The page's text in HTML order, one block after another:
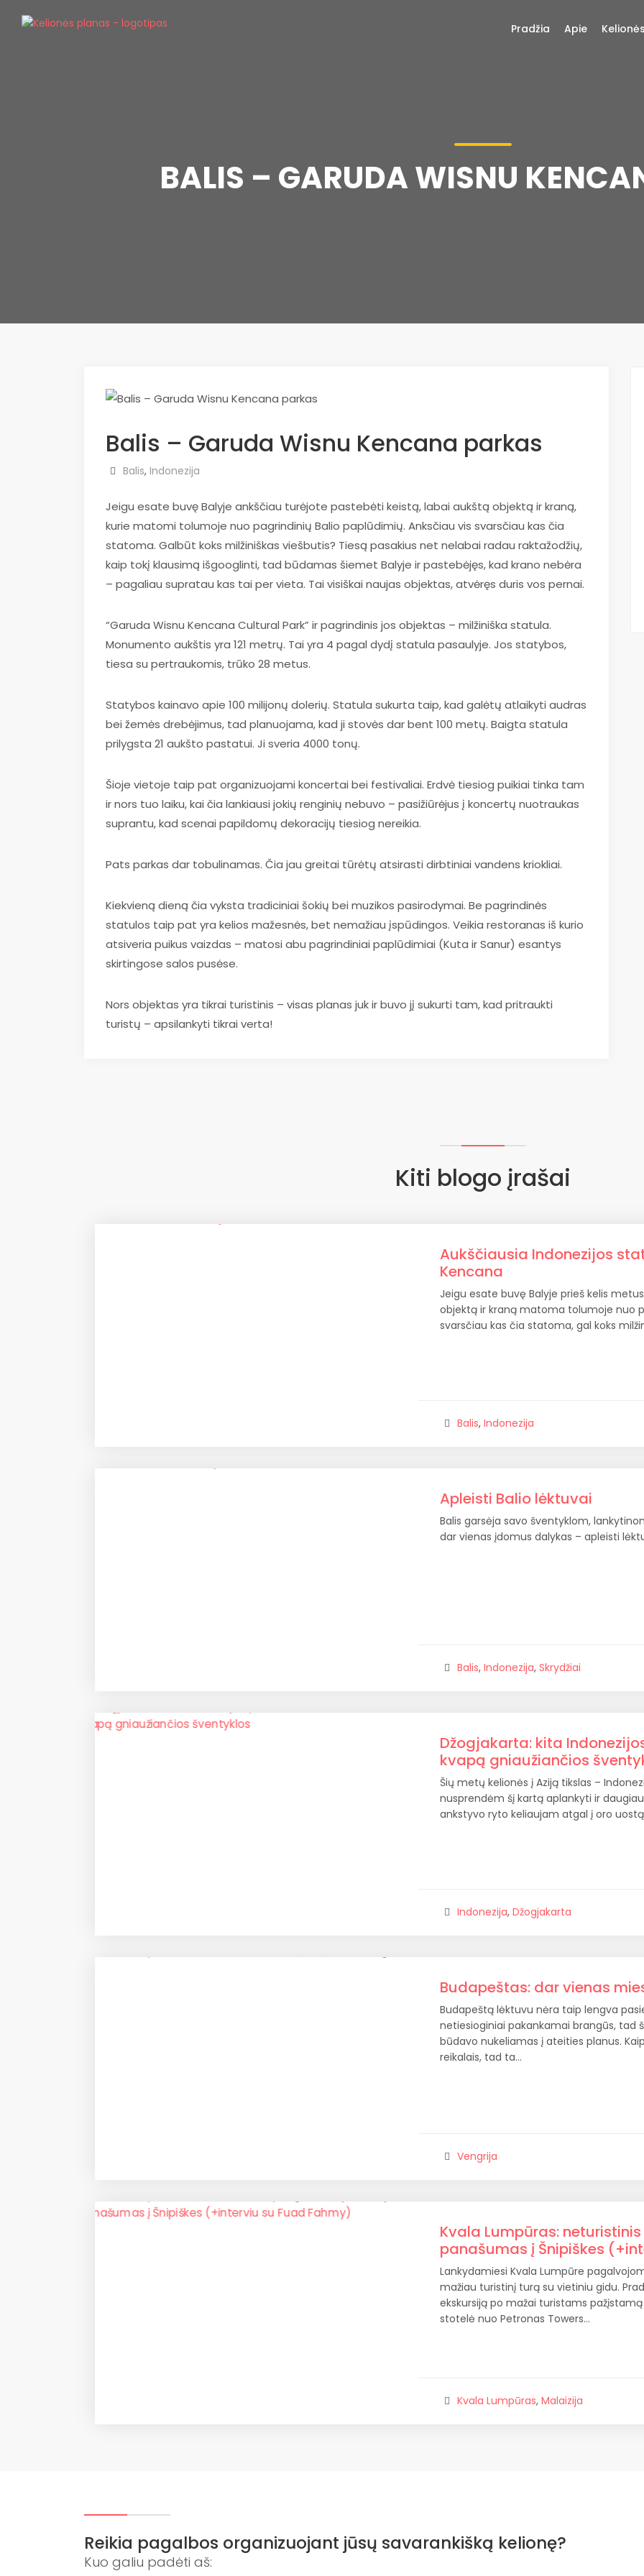
BALIS – GARUDA WISNU
Balis – Garuda Wisnu Kencana parkas
Balis, Indonezija
Jeigu esate buvę Balyje ankščiau turėjote pastebėti keistą, labai aukštą objektą ir kraną,
kurie matomi tolumoje nuo pagrindinių Balio paplūdimių. Anksčiau vis svarsčiau kas čia
statoma. Galbūt koks milžiniškas viešbutis? Tiesą pasakius net nelabai radau raktažodžių,
kaip tokį klausimą išgooglinti, tad būdamas šiemet Balyje ir pastebėjęs, kad krano nebėra
– pagaliau supratau kas tai per vieta. Tai visiškai naujas objektas, atvėręs duris vos pernai.
“Garuda Wisnu Kencana Cultural Park” ir pagrindinis jos objektas – milžiniška statula.
Monumento aukštis yra 121 metrų. Tai yra 4 pagal dydį statula pasaulyje. Jos statybos,
tiesa su pertraukomis, trūko 28 metus.
Statybos kainavo apie 100 milijonų dolerių. Statula sukurta taip, kad galėtų atlaikyti audras
bei žemės drebėjimus, tad planuojama, kad ji stovės dar bent 100 metų. Baigta statula
prilygsta 21 aukšto pastatui. Ji sveria 4000 tonų.
Šioje vietoje taip pat organizuojami koncertai bei festivaliai. Erdvė tiesiog puikiai tinka tam
ir nors tuo laiku, kai čia lankiausi jokių renginių nebuvo – pasižiūrėjus į koncertų nuotraukas
suprantu, kad scenai papildomų dekoracijų tiesiog nereikia.
Pats parkas dar tobulinamas. Čia jau greitai tūrėtų atsirasti dirbtiniai vandens kriokliai.
Kiekvieną dieną čia vyksta tradiciniai šokių bei muzikos pasirodymai. Be pagrindinės
statulos taip pat yra kelios mažesnės, bet nemažiau įspūdingos. Veikia restoranas iš kurio
atsiveria puikus vaizdas – matosi abu pagrindiniai paplūdimiai (Kuta ir Sanur) esantys
skirtingose salos pusėse.
Nors objektas yra tikrai turistinis – visas planas juk ir buvo jį sukurti tam, kad pritraukti
turistų – apsilankyti tikrai verta!
Kiti blogo įrašai
Aukščiausia Indonezijos
Kencana
Jeigu esate buvę Balyje prieš kelis
objektą ir kraną matoma tolumoje nuo
svarsčiau kas čia statoma, gal koks
Balis, Indonezija
Apleisti Balio lėktuvai
Balis garsėja savo šventyklom,
dar vienas įdomus dalykas – apleisti
Balis, Indonezija, Skrydžiai
Džogjakarta: kita
kvapą gniaužiančios
Šių metų kelionės į Aziją tikslas –
nusprendėm šį kartą aplankyti ir
ankstyvo ryto keliaujam atgal į oro
Indonezija, Džogjakarta
Budapeštas: dar vienas
Budapeštą lėktuvu nėra taip lengva
netiesioginiai pakankamai brangūs, tad
būdavo nukeliamas į ateities planus.
reikalais, tad ta…
Vengrija
Kvala Lumpūras:
panašumas į Šnipiškes
Lankydamiesi Kvala Lumpūre
mažiau turistinį turą su vietiniu gidu.
ekskursiją po mažai turistams
stotelė nuo Petronas Towers…
Kvala Lumpūras, Malaizija
Reikia pagalbos organizuojant jūsų savarankišką kelionę?
Kuo galiu padėti aš:
Pradžia Apie